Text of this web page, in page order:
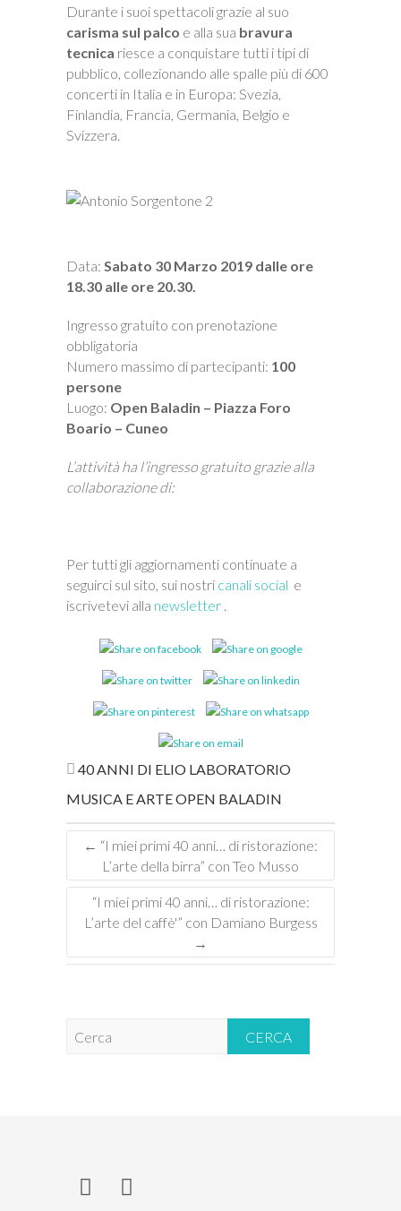
Durante i suoi spettacoli grazie al suo
carisma sul palco e alla sua bravura
tecnica riesce a conquistare tutti i tipi di
pubblico, collezionando alle spalle più di 600
concerti in Italia e in Europa: Svezia,
Finlandia, Francia, Germania, Belgio e
Svizzera.
Data: Sabato 30 Marzo 2019 dalle ore
18.30 alle ore 20.30.
Ingresso gratuito con prenotazione
obbligatoria
Numero massimo di partecipanti: 100
persone
Luogo: Open Baladin – Piazza Foro
Boario – Cuneo
L’attività ha l’ingresso gratuito grazie alla
collaborazione di:
Per tutti gli aggiornamenti continuate a
seguirci sul sito, sui nostri canali social e
iscrivetevi alla newsletter .
40 ANNI DI ELIO LABORATORIO
MUSICA E ARTEOPEN BALADIN
← “I miei primi 40 anni… di ristorazione:
L’arte della birra” con Teo Musso
“I miei primi 40 anni… di ristorazione:
L’arte del caffè'” con Damiano Burgess
→